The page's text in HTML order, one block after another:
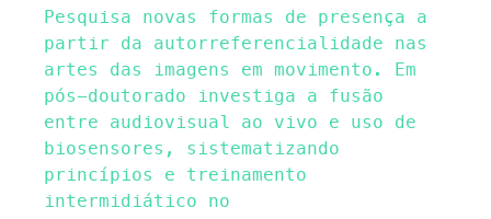
Pesquisa novas formas de presença a
partir da autorreferencialidade nas
artes das imagens em movimento. Em
pós-doutorado investiga a fusão
entre audiovisual ao vivo e uso de
biosensores, sistematizando
princípios e treinamento
intermidiático no